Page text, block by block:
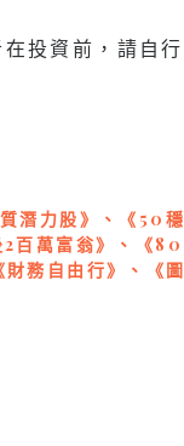
投資前，請自行
潛力股》、《50穩
百萬富翁》、《80
務自由行》、《圖